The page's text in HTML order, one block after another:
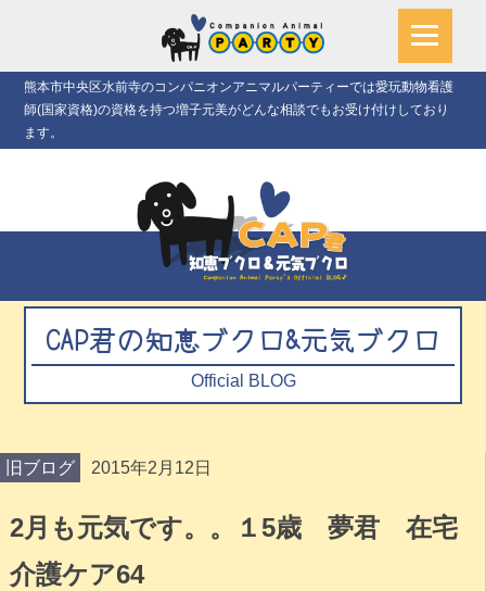
熊本市中央区水前寺のコンパニオンアニマルパーティーでは愛玩動物看護
師(国家資格)の資格を持つ増子元美がどんな相談でもお受け付けしており
ます。
CAP君の知恵ブクロ&元気ブクロ
Official BLOG
旧ブログ 2015年2月12日
2月も元気です。。１5歳 夢君 在宅
介護ケア64